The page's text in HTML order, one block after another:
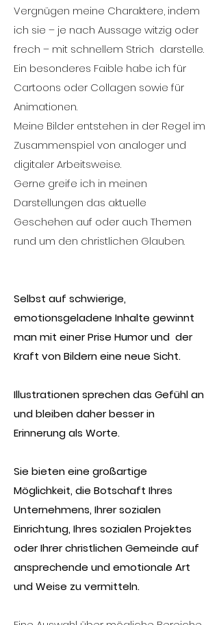
Vergnügen meine Charaktere, indem
ich sie – je nach Aussage witzig oder
frech – mit schnellem Strich darstelle.
Ein besonderes Faible habe ich für
Cartoons oder Collagen sowie für
Animationen.
Meine Bilder entstehen in der Regel im
Zusammenspiel von analoger und
digitaler Arbeitsweise.
Gerne greife ich in meinen
Darstellungen das aktuelle
Geschehen auf oder auch Themen
rund um den christlichen Glauben.
Selbst auf schwierige,
emotionsgeladene Inhalte gewinnt
man mit einer Prise Humor und der
Kraft von Bildern eine neue Sicht.
Illustrationen sprechen das Gefühl an
und bleiben daher besser in
Erinnerung als Worte.
Sie bieten eine großartige
Möglichkeit, die Botschaft Ihres
Unternehmens, Ihrer sozialen
Einrichtung, Ihres sozialen Projektes
oder Ihrer christlichen Gemeinde auf
ansprechende und emotionale Art
und Weise zu vermitteln.